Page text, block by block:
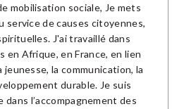
mobilisation sociale, Je mets
service de causes citoyennes,
J'ai travaillé dans
en Afrique, en France, en lien
jeunesse, la communication, la
durable. Je suis
l’accompagnement des